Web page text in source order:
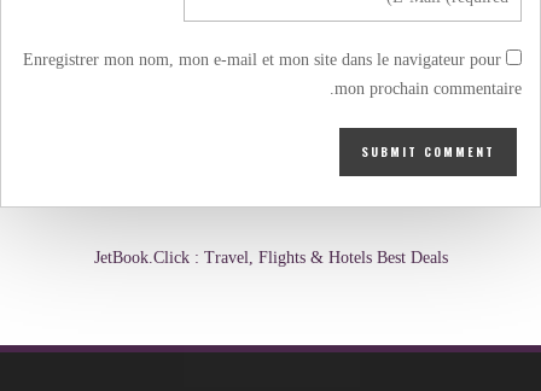
Enregistrer mon nom, mon e-mail et mon site dans le navigateur pour
mon prochain commentaire.
JetBook.Click : Travel, Flights & Hotels Best Deals